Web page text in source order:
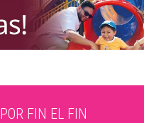
POR FIN EL FIN